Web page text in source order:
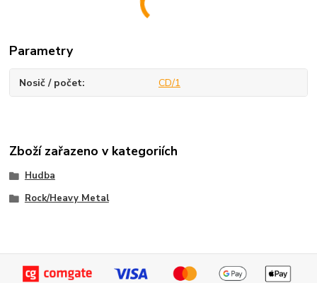
Parametry
Nosič / počet CD/1
Zboží zařazeno v kategoriích
Hudba
Rock/Heavy Metal